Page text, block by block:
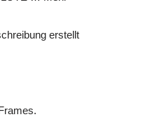
erstellt